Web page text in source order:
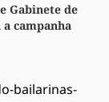
Gabinete de
campanha